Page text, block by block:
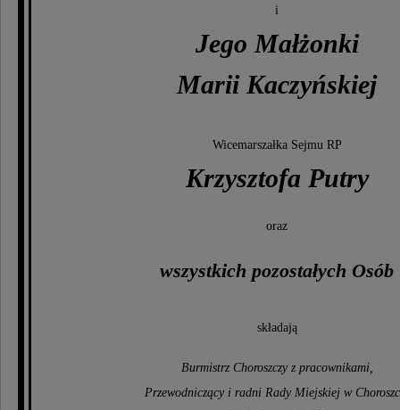
i
Jego Małżonki
Marii Kaczyńskiej
Wicemarszałka Sejmu RP
Krzysztofa Putry
oraz
wszystkich pozostałych Osób
składają
Burmistrz Choroszczy z pracownikami,
Przewodniczący i radni Rady Miejskiej w